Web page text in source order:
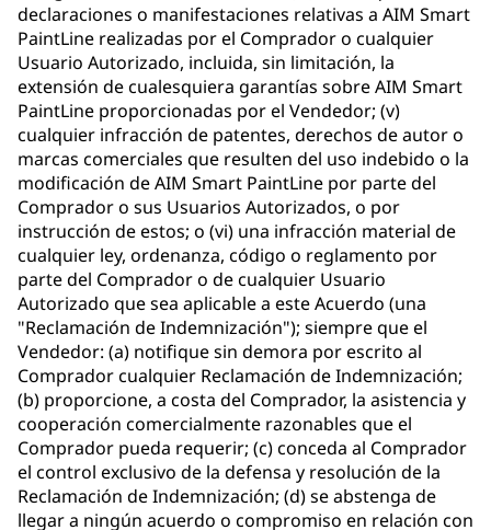
declaraciones o manifestaciones relativas a AIM Smart
PaintLine realizadas por el Comprador o cualquier
Usuario Autorizado, incluida, sin limitación, la
extensión de cualesquiera garantías sobre AIM Smart
PaintLine proporcionadas por el Vendedor; (v)
cualquier infracción de patentes, derechos de autor o
marcas comerciales que resulten del uso indebido o la
modificación de AIM Smart PaintLine por parte del
Comprador o sus Usuarios Autorizados, o por
instrucción de estos; o (vi) una infracción material de
cualquier ley, ordenanza, código o reglamento por
parte del Comprador o de cualquier Usuario
Autorizado que sea aplicable a este Acuerdo (una
"Reclamación de Indemnización"); siempre que el
Vendedor: (a) notifique sin demora por escrito al
Comprador cualquier Reclamación de Indemnización;
(b) proporcione, a costa del Comprador, la asistencia y
cooperación comercialmente razonables que el
Comprador pueda requerir; (c) conceda al Comprador
el control exclusivo de la defensa y resolución de la
Reclamación de Indemnización; (d) se abstenga de
llegar a ningún acuerdo o compromiso en relación con